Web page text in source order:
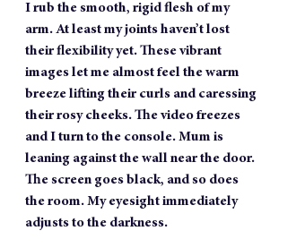
I rub the smooth, rigid flesh of my
arm. At least my joints haven’t lost
their flexibility yet. These vibrant
images let me almost feel the warm
breeze lifting their curls and caressing
their rosy cheeks. The video freezes
and I turn to the console. Mum is
leaning against the wall near the door.
The screen goes black, and so does
the room. My eyesight immediately
adjusts to the darkness.